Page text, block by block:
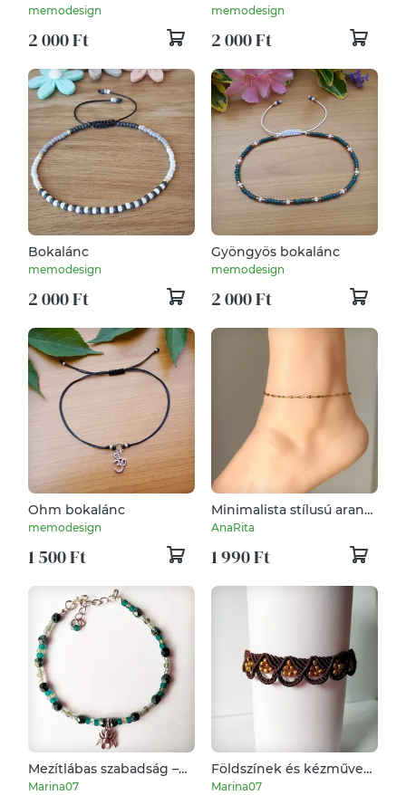
memodesign
2 000 Ft
memodesign
2 000 Ft
Bokalánc
memodesign
2 000 Ft
Gyöngyös bokalánc
memodesign
2 000 Ft
Ohm bokalánc
memodesign
1 500 Ft
Minimalista stílusú arany
színű nemesacél lánc
AnaRita
1 990 Ft
Mezítlábas szabadság –
Színes bokaláncok a nyár
Marina07
Földszínek és kézműves
varázs – Barna makramé
Marina07